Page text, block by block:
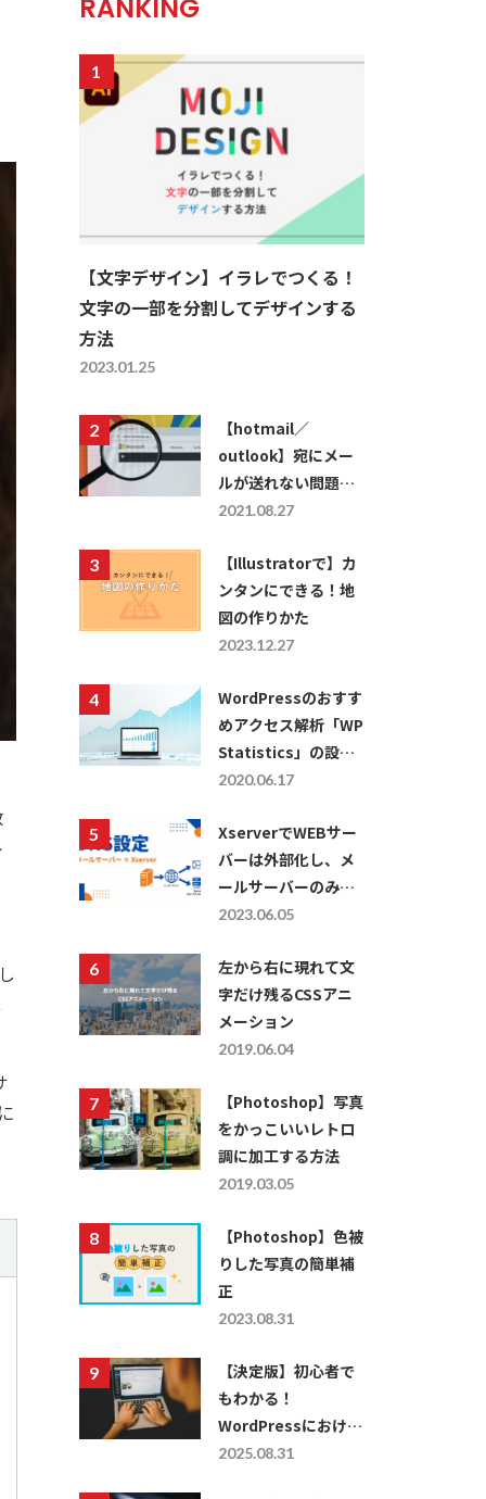
RANKING
【文字デザイン】イラレでつくる！
文字の一部を分割してデザインする
方法
2023.01.25
【hotmail／
outlook】宛にメー
ルが送れない問題を
解決する方法
2021.08.27
【Illustratorで】カ
ンタンにできる！地
図の作りかた
2023.12.27
WordPressのおすす
めアクセス解析「WP
Statistics」の設定
方法・使い方につい
2020.06.17
XserverでWEBサー
バーは外部化し、メ
ールサーバーのみを
利用したい場合の
2023.06.05
左から右に現れて文
字だけ残るCSSアニ
メーション
2019.06.04
【Photoshop】写真
をかっこいいレトロ
調に加工する方法
2019.03.05
【Photoshop】色被
りした写真の簡単補
正
2023.08.31
【決定版】初心者で
もわかる！
WordPressにおける
レスポンシブ対応の
2025.08.31